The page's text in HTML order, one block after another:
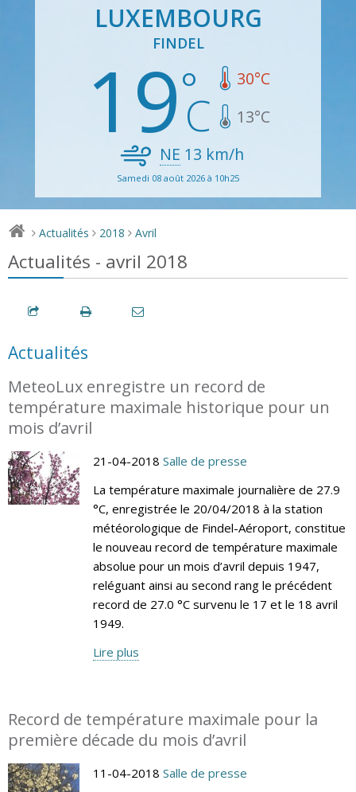
LUXEMBOURG
FINDEL
19 30°C
13°C
NE 13 km/h
Samedi 08 août 2026 à 10h25
> Actualités > 2018 > Avril
Actualités - avril 2018
Actualités
MeteoLux enregistre un record de
température maximale historique pour un
mois d’avril
21-04-2018 Salle de presse
La température maximale journalière de 27.9
°C, enregistrée le 20/04/2018 à la station
météorologique de Findel-Aéroport, constitue
le nouveau record de température maximale
absolue pour un mois d’avril depuis 1947,
reléguant ainsi au second rang le précédent
record de 27.0 °C survenu le 17 et le 18 avril
1949.
Lire plus
Record de température maximale pour la
première décade du mois d’avril
11-04-2018 Salle de presse